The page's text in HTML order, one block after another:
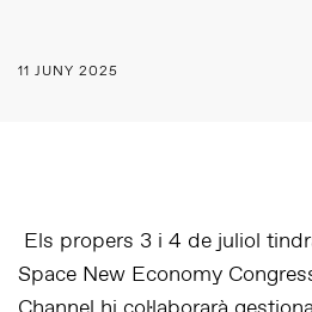
11 JUNY 2025
Els propers 3 i 4 de juliol
Space New Economy